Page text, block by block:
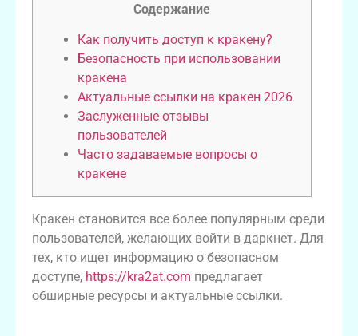
Содержание
Как получить доступ к кракену?
Безопасность при использовании
кракена
Актуальные ссылки на кракен 2026
Заслуженные отзывы
пользователей
Часто задаваемые вопросы о
кракене
Кракен становится все более популярным среди
пользователей, желающих войти в даркнет. Для
тех, кто ищет информацию о безопасном
доступе, https://kra2at.com предлагает
обширные ресурсы и актуальные ссылки.